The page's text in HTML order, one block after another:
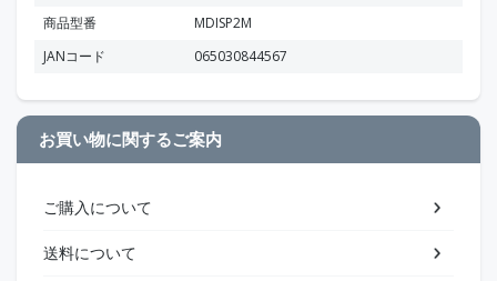
商品型番
MDISP2M
JANコード
065030844567
お買い物に関するご案内
ご購入について
送料について